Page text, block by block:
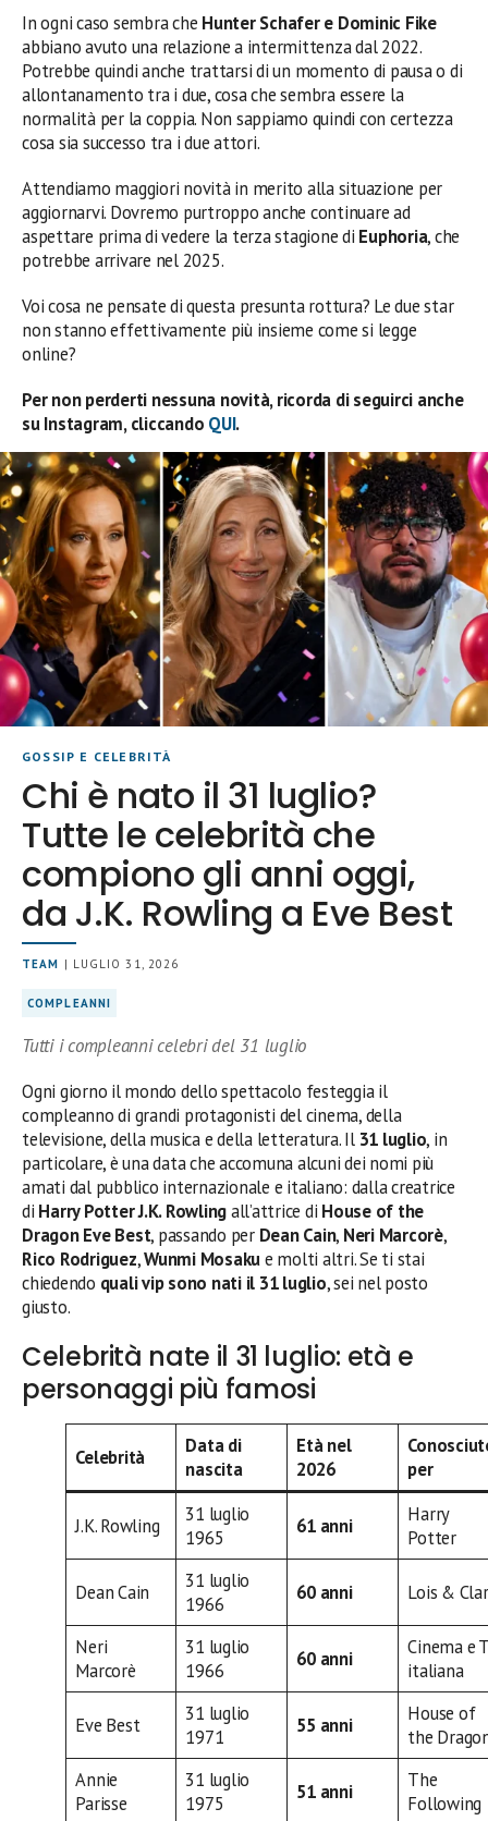
In ogni caso sembra che Hunter Schafer e Dominic Fike
abbiano avuto una relazione a intermittenza dal 2022.
Potrebbe quindi anche trattarsi di un momento di pausa o di
allontanamento tra i due, cosa che sembra essere la
normalità per la coppia. Non sappiamo quindi con certezza
cosa sia successo tra i due attori.
Attendiamo maggiori novità in merito alla situazione per
aggiornarvi. Dovremo purtroppo anche continuare ad
aspettare prima di vedere la terza stagione di Euphoria, che
potrebbe arrivare nel 2025.
Voi cosa ne pensate di questa presunta rottura? Le due star
non stanno effettivamente più insieme come si legge
online?
Per non perderti nessuna novità, ricorda di seguirci anche
su Instagram, cliccando QUI.
GOSSIP E CELEBRITÀ
Chi è nato il 31 luglio?
Tutte le celebrità che
compiono gli anni oggi,
da J.K. Rowling a Eve Best
TEAM | LUGLIO 31, 2026
COMPLEANNI
Tutti i compleanni celebri del 31 luglio
Ogni giorno il mondo dello spettacolo festeggia il
compleanno di grandi protagonisti del cinema, della
televisione, della musica e della letteratura. Il 31 luglio, in
particolare, è una data che accomuna alcuni dei nomi più
amati dal pubblico internazionale e italiano: dalla creatrice
di Harry PotterJ.K. Rowlingall’attrice di House of the
Dragon Eve Best, passando per Dean Cain, Neri Marcorè,
Rico Rodriguez,Wunmi Mosakue molti altri. Se ti stai
chiedendo quali vip sono nati il 31 luglio, sei nel posto
giusto.
Celebrità nate il 31 luglio: età e
personaggi più famosi
Celebrità
Data di
nascita
Età nel
2026
per
J.K. Rowling
31 luglio
1965
61 anni
Harry
Potter
Dean Cain
31 luglio
1966
60 anni Lois &
Neri
Marcorè
31 luglio
1966
60 anni
Cinema e
italiana
Eve Best
31 luglio
1971
55 anni
House of
the
Annie
Parisse
31 luglio
1975
51 anni
The
Following